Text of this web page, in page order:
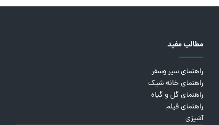
مطالب مفید
راهنمای سیر وسفر
راهنمای خانه شیک
راهنمای گل و گیاه
راهنمای فیلم
آشپزی